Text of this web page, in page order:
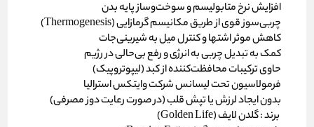
افزایش نرخ متابولیسمو سوخت‌وساز پایه بدن
چربی‌سوز قویاز طریق مکانیسم گرمازایی (Thermogenesis)
کاهش موثر اشتهاو کنترل میل به شیرینی‌جات
کمک بهتبدیل چربی به انرژیو رفع بی‌حالی در رژیم
حاوی ترکیبات محافظت‌کننده از کبد (لیپوتروپیک)
فرمولاسیون تحت لیسانسشرکت وایتکس استرالیا
بدون ایجاد لرزش یا تپش قلب (در صورت رعایت دوز مصرفی)
برند :گلدن لایف (Golden Life)